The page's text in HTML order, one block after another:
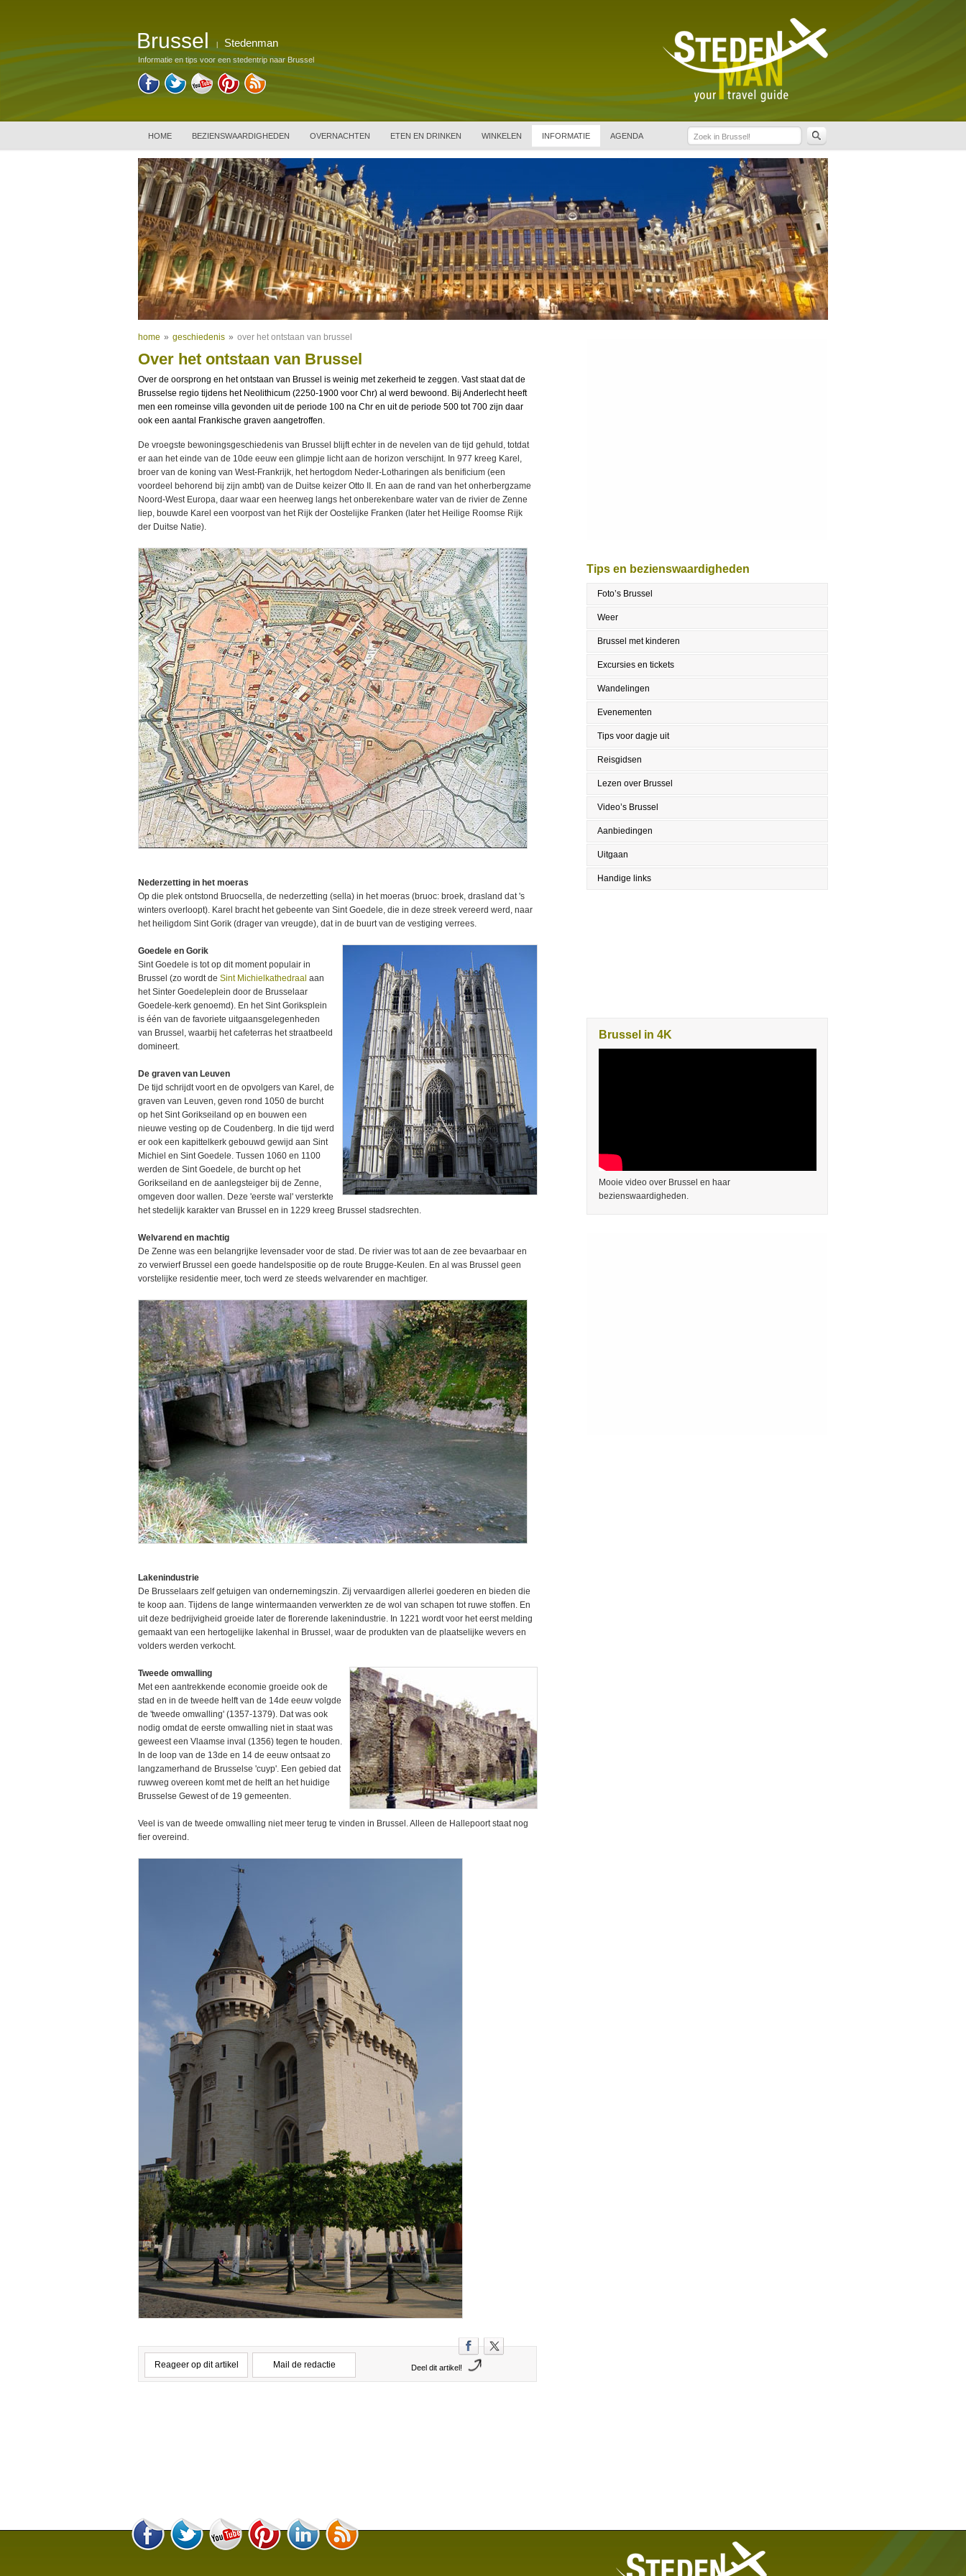
Brussel Stedenman
Informatie en tips voor een stedentrip naar Brussel
HOME BEZIENSWAARDIGHEDEN OVERNACHTEN ETEN EN DRINKEN WINKELEN INFORMATIE AGENDA
home » geschiedenis » over het ontstaan van brussel
Over het ontstaan van Brussel
Over de oorsprong en het ontstaan van Brussel is weinig met zekerheid te zeggen. Vast staat dat de
Brusselse regio tijdens het Neolithicum (2250-1900 voor Chr) al werd bewoond. Bij Anderlecht heeft
men een romeinse villa gevonden uit de periode 100 na Chr en uit de periode 500 tot 700 zijn daar
ook een aantal Frankische graven aangetroffen.
De vroegste bewoningsgeschiedenis van Brussel blijft echter in de nevelen van de tijd gehuld, totdat
er aan het einde van de 10de eeuw een glimpje licht aan de horizon verschijnt. In 977 kreeg Karel,
broer van de koning van West-Frankrijk, het hertogdom Neder-Lotharingen als benificium (een
voordeel behorend bij zijn ambt) van de Duitse keizer Otto II. En aan de rand van het onherbergzame
Noord-West Europa, daar waar een heerweg langs het onberekenbare water van de rivier de Zenne
liep, bouwde Karel een voorpost van het Rijk der Oostelijke Franken (later het Heilige Roomse Rijk
der Duitse Natie).
Nederzetting in het moeras
Op die plek ontstond Bruocsella, de nederzetting (sella) in het moeras (bruoc: broek, drasland dat 's
winters overloopt). Karel bracht het gebeente van Sint Goedele, die in deze streek vereerd werd, naar
het heiligdom Sint Gorik (drager van vreugde), dat in de buurt van de vestiging verrees.
Goedele en Gorik
Sint Goedele is tot op dit moment populair in
Brussel (zo wordt de Sint Michielkathedraal aan
het Sinter Goedeleplein door de Brusselaar
Goedele-kerk genoemd). En het Sint Goriksplein
is één van de favoriete uitgaansgelegenheden
van Brussel, waarbij het cafeterras het straatbeeld
domineert.
De graven van Leuven
De tijd schrijdt voort en de opvolgers van Karel, de
graven van Leuven, geven rond 1050 de burcht
op het Sint Gorikseiland op en bouwen een
nieuwe vesting op de Coudenberg. In die tijd werd
er ook een kapittelkerk gebouwd gewijd aan Sint
Michiel en Sint Goedele. Tussen 1060 en 1100
werden de Sint Goedele, de burcht op het
Gorikseiland en de aanlegsteiger bij de Zenne,
omgeven door wallen. Deze 'eerste wal' versterkte
het stedelijk karakter van Brussel en in 1229 kreeg Brussel stadsrechten.
Welvarend en machtig
De Zenne was een belangrijke levensader voor de stad. De rivier was tot aan de zee bevaarbaar en
zo verwierf Brussel een goede handelspositie op de route Brugge-Keulen. En al was Brussel geen
vorstelijke residentie meer, toch werd ze steeds welvarender en machtiger.
Lakenindustrie
De Brusselaars zelf getuigen van ondernemingszin. Zij vervaardigen allerlei goederen en bieden die
te koop aan. Tijdens de lange wintermaanden verwerkten ze de wol van schapen tot ruwe stoffen. En
uit deze bedrijvigheid groeide later de florerende lakenindustrie. In 1221 wordt voor het eerst melding
gemaakt van een hertogelijke lakenhal in Brussel, waar de produkten van de plaatselijke wevers en
volders werden verkocht.
Tweede omwalling
Met een aantrekkende economie groeide ook de
stad en in de tweede helft van de 14de eeuw volgde
de 'tweede omwalling' (1357-1379). Dat was ook
nodig omdat de eerste omwalling niet in staat was
geweest een Vlaamse inval (1356) tegen te houden.
In de loop van de 13de en 14 de eeuw ontsaat zo
langzamerhand de Brusselse 'cuyp'. Een gebied dat
ruwweg overeen komt met de helft an het huidige
Brusselse Gewest of de 19 gemeenten.
Veel is van de tweede omwalling niet meer terug te vinden in Brussel. Alleen de Hallepoort staat nog
fier overeind.
Reageer op dit artikel Mail de redactie Deel dit artikel!
Tips en bezienswaardigheden
Foto’s Brussel
Weer
Brussel met kinderen
Excursies en tickets
Wandelingen
Evenementen
Tips voor dagje uit
Reisgidsen
Lezen over Brussel
Video’s Brussel
Aanbiedingen
Uitgaan
Handige links
Brussel in 4K
Mooie video over Brussel en haar
bezienswaardigheden.